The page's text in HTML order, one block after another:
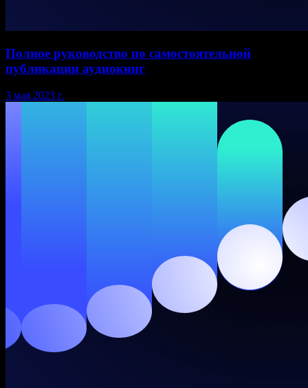
Полное руководство по самостоятельной
публикации аудиокниг
3 мая 2023 г.